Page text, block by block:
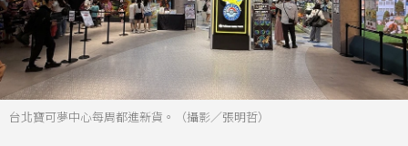
台北寶可夢中心每周都進新貨。（攝影／張明哲）